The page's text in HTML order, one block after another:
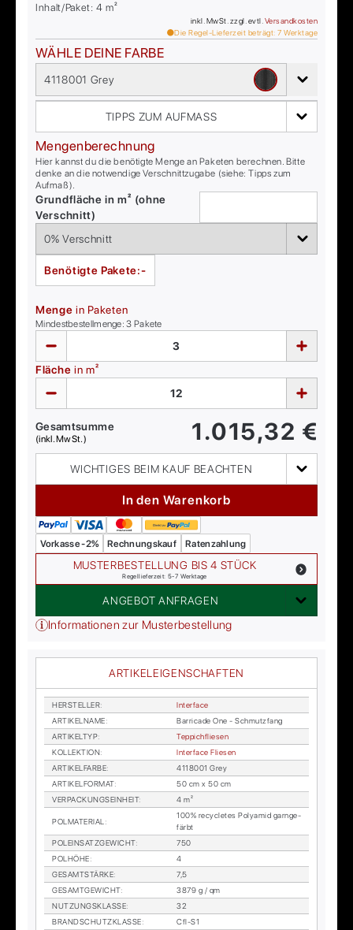
Inhalt/Paket:4 m²
inkl. MwSt. zzgl. evtl. Versandkosten
Die Regel-Lieferzeit beträgt: 7 Werktage
WÄHLE DEINE FARBE
4118001 Grey
TIPPS ZUM AUFMASS
Mengenberechnung
Hier kannst du die benötigte Menge an Paketen berechnen. Bitte
denke an die notwendige Verschnittzugabe (siehe: Tipps zum
Aufmaß).
Grundfläche in m² (ohne
Verschnitt)
Benötigte Pakete:-
Menge in Paketen
Mindestbestellmenge:3 Pakete
Fläche in m²
Gesamtsumme
(inkl. MwSt.) 1.015,32 €
WICHTIGES BEIM KAUF BEACHTEN
In den Warenkorb
Vorkasse -2% Rechnungskauf Ratenzahlung
MUSTERBESTELLUNG BIS 4 STÜCK
Regellieferzeit: 5-7 Werktage
ANGEBOT ANFRAGEN
Informationen zur Musterbestellung
ARTIKELEIGENSCHAFTEN
HER­STEL­LER:
In­ter­face
AR­TI­KEL­NA­ME:
Bar­ri­ca­de One - Schmutz­fang
AR­TI­KEL­TYP:
Tep­pich­flie­sen
KOL­LEK­TI­ON:
In­ter­face Flie­sen
AR­TI­KEL­FAR­BE:
4118001 Grey
AR­TI­KEL­FOR­MAT:
50 cm x 50 cm
VER­PA­CKUNGS­EIN­HEIT: 4 m²
POL­MA­TE­RI­AL :
100% re­cy­cle­tes Po­ly­amid garn­ge­
färbt
POL­EIN­SATZ­GE­WICHT:
750
POL­HÖ­HE:
4
GE­SAMT­STÄR­KE:
7,5
GE­SAMT­GE­WICHT:
3879 g / qm
NUT­ZUNGS­KLAS­SE:
32
BRAND­SCHUTZ­KLAS­SE: Cfl-S1